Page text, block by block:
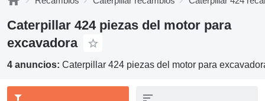
Caterpillar 424 piezas del motor para
excavadora
4 anuncios: Caterpillar 424 piezas del motor para